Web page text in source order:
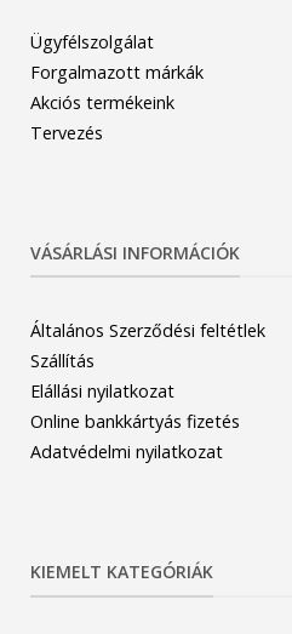
Ügyfélszolgálat
Forgalmazott márkák
Akciós termékeink
Tervezés
VÁSÁRLÁSI INFORMÁCIÓK
Általános Szerződési feltétlek
Szállítás
Elállási nyilatkozat
Online bankkártyás fizetés
Adatvédelmi nyilatkozat
KIEMELT KATEGÓRIÁK